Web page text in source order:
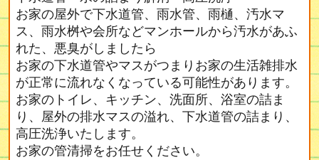
お家の屋外で下水道管、雨水管、雨樋、汚水マ
ス、雨水桝や会所などマンホールから汚水があふ
れた、悪臭がしましたら
お家の下水道管やマスがつまりお家の生活雑排水
が正常に流れなくなっている可能性があります。
お家のトイレ、キッチン、洗面所、浴室の詰ま
り、屋外の排水マスの溢れ、下水道管の詰まり、
高圧洗浄いたします。
お家の管清掃をお任せください。